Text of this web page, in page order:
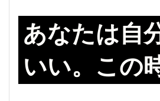
あなたは自
いい。この